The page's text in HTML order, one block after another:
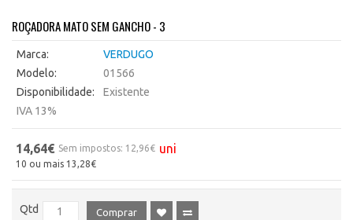
ROÇADORA MATO SEM GANCHO - 3
Marca:
VERDUGO
Modelo:
01566
Disponibilidade:
Existente
IVA 13%
14,64€ Sem impostos: 12,96€ uni
10 ou mais 13,28€
Qtd Comprar